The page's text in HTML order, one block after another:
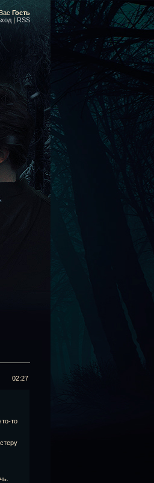
Гость
| RSS
02:27
то